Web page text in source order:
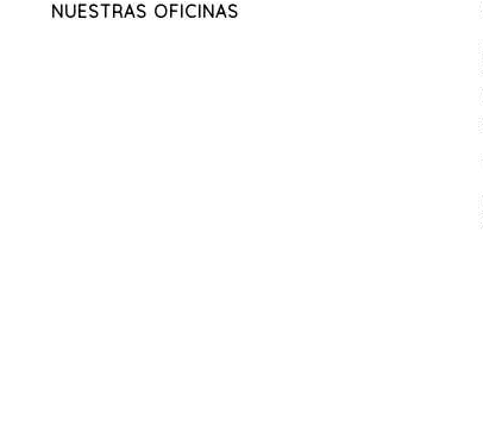
NUESTRAS OFICINAS